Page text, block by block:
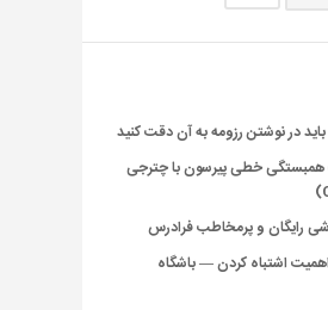
در نوشتن رزومه به آن دقت کنید
خطی پیرسون با چترجی
رایگان و پرمخاطب فرادرس
اشتباه کردن — باشگاه